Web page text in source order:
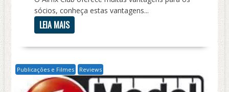
sócios, conheça estas vantagens...
LEIA MAIS
Publicações e Filmes Reviews